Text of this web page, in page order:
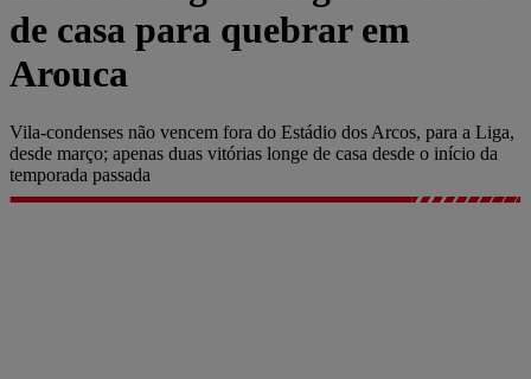
de casa para quebrar em
Arouca
Vila-condenses não vencem fora do Estádio dos Arcos, para a Liga,
desde março; apenas duas vitórias longe de casa desde o início da
temporada passada